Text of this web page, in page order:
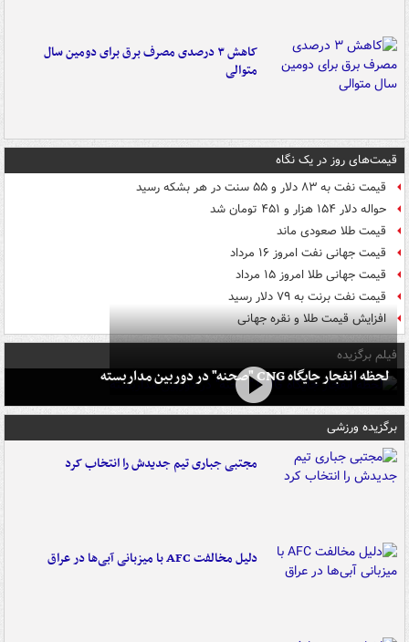
کاهش ۳ درصدی مصرف برق برای دومین سال
متوالی
قیمت‌های روز در یک نگاه
قیمت نفت به ۸۳ دلار و ۵۵ سنت در هر بشکه رسید
حواله دلار ۱۵۴ هزار و ۴۵۱ تومان شد
قیمت طلا صعودی ماند
قیمت جهانی نفت امروز ۱۶ مرداد
قیمت جهانی طلا امروز ۱۵ مرداد
قیمت نفت برنت به ۷۹ دلار رسید
افزایش قیمت طلا و نقره جهانی
فیلم برگزیده
لحظه انفجار جایگاه CNG "صحنه" در دوربین مداربسته
برگزیده ورزشی
مجتبی جباری تیم جدیدش را انتخاب کرد
دلیل مخالفت AFC با میزبانی آبی‌ها در عراق